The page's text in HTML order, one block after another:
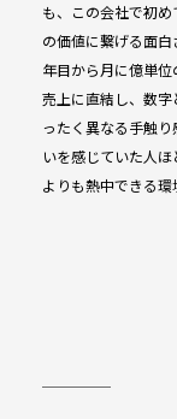
も、この会社で初
の価値に繋げる面
年目から月に億単
売上に直結し、数
ったく異なる手触
いを感じていた人
よりも熱中できる環